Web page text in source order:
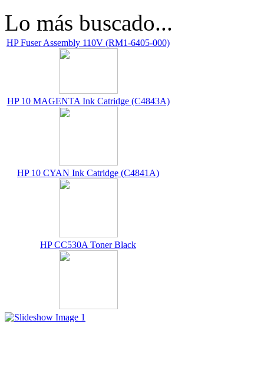
Lo más buscado...
HP Fuser Assembly 110V (RM1-6405-000)
HP 10 MAGENTA Ink Catridge (C4843A)
HP 10 CYAN Ink Catridge (C4841A)
HP CC530A Toner Black